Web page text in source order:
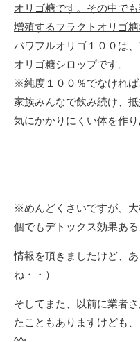
オリゴ糖です。その中で
増殖するフラクトオリゴ糖
パワフルオリゴ１００は
オリゴ糖シロップです。
※純度１００％でなければ
家族みんなで飲み続け、
気にかかりにくい体を作り
※めんどくさいですが、
個でもデトックス効果ある
情報を頂きましたけど、
ね・・）
そしてまた、以前に業者
たこともありますけども